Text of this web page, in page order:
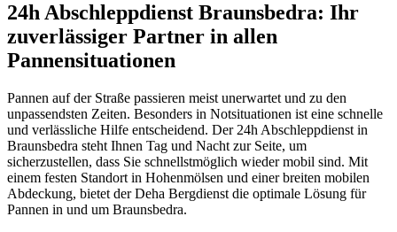
24h Abschleppdienst Braunsbedra: Ihr
zuverlässiger Partner in allen
Pannensituationen
Pannen auf der Straße passieren meist unerwartet und zu den
unpassendsten Zeiten. Besonders in Notsituationen ist eine schnelle
und verlässliche Hilfe entscheidend. Der 24h Abschleppdienst in
Braunsbedra steht Ihnen Tag und Nacht zur Seite, um
sicherzustellen, dass Sie schnellstmöglich wieder mobil sind. Mit
einem festen Standort in Hohenmölsen und einer breiten mobilen
Abdeckung, bietet der Deha Bergdienst die optimale Lösung für
Pannen in und um Braunsbedra.